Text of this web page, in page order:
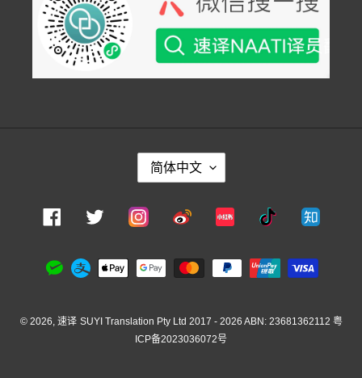
语
言
简体中文
FacebookTwitter InstagramWeibo Xiaohongshu
Douyin Zhihu
支
付
© 2026, 速译 SUYI Translation Pty Ltd 2017 - 2026 ABN: 23681362112 粤
ICP备2023036072号